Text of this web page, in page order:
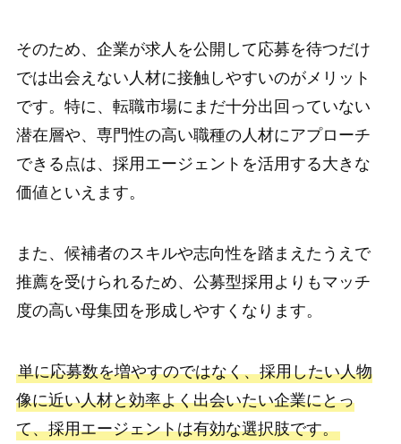
そのため、企業が求人を公開して応募を待つだけ
では出会えない人材に接触しやすいのがメリット
です。特に、転職市場にまだ十分出回っていない
潜在層や、専門性の高い職種の人材にアプローチ
できる点は、採用エージェントを活用する大きな
価値といえます。
また、候補者のスキルや志向性を踏まえたうえで
推薦を受けられるため、公募型採用よりもマッチ
度の高い母集団を形成しやすくなります。
単に応募数を増やすのではなく、採用したい人物
像に近い人材と効率よく出会いたい企業にとっ
て、採用エージェントは有効な選択肢です。